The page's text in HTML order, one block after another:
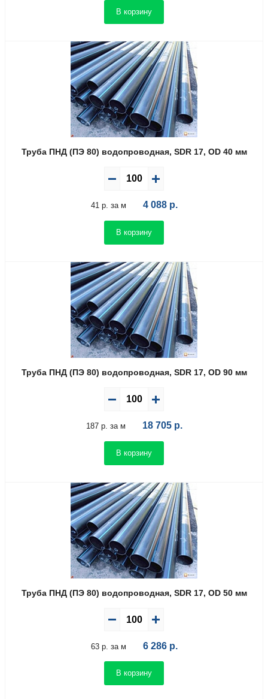
В корзину
Труба ПНД (ПЭ 80) водопроводная, SDR 17, OD 40 мм
41 р. за м 4 088р.
В корзину
Труба ПНД (ПЭ 80) водопроводная, SDR 17, OD 90 мм
187 р. за м 18 705р.
В корзину
Труба ПНД (ПЭ 80) водопроводная, SDR 17, OD 50 мм
63 р. за м 6 286р.
В корзину